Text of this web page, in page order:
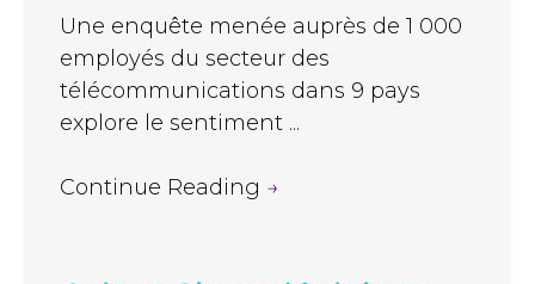
Une enquête menée auprès de 1 000
employés du secteur des
télécommunications dans 9 pays
explore le sentiment ...
Continue Reading →